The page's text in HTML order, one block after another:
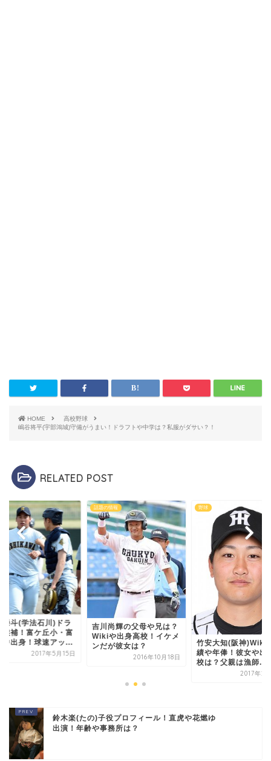
HOME
高校野球
嶋谷将平(宇部鴻城)守備がうまい！ドラフトや中学は？私服がダサい？！
RELATED POST
崇斗(学法石川)ドラ
候補！富ケ丘小・富
中出身！球速アッ...
2017年5月15日
話題の情報
吉川尚輝の父母や兄は？
Wikiや出身高校！イケメ
ンだが彼女は？
2016年10月18日
野球
竹安大知(阪神)Wiki
績や年俸！彼女や出
校は？父親は漁師...
2017年2
鈴木楽(たの)子役プロフィール！直虎や花燃ゆ
出演！年齢や事務所は？